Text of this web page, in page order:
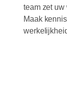
team zet uw
Maak